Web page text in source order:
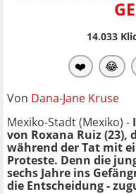
14.033
❤️ 😂
Von Dana-Jane Kruse
Mexiko-Stadt (Mexiko) -
von Roxana Ruiz (23),
während der Tat mit
Proteste. Denn die
sechs Jahre ins
die Entscheidung -